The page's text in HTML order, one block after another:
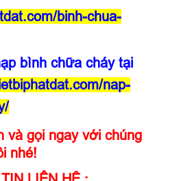
binh-chua-
bình chữa cháy tại
nap-
và gọi ngay với chúng
nhé!